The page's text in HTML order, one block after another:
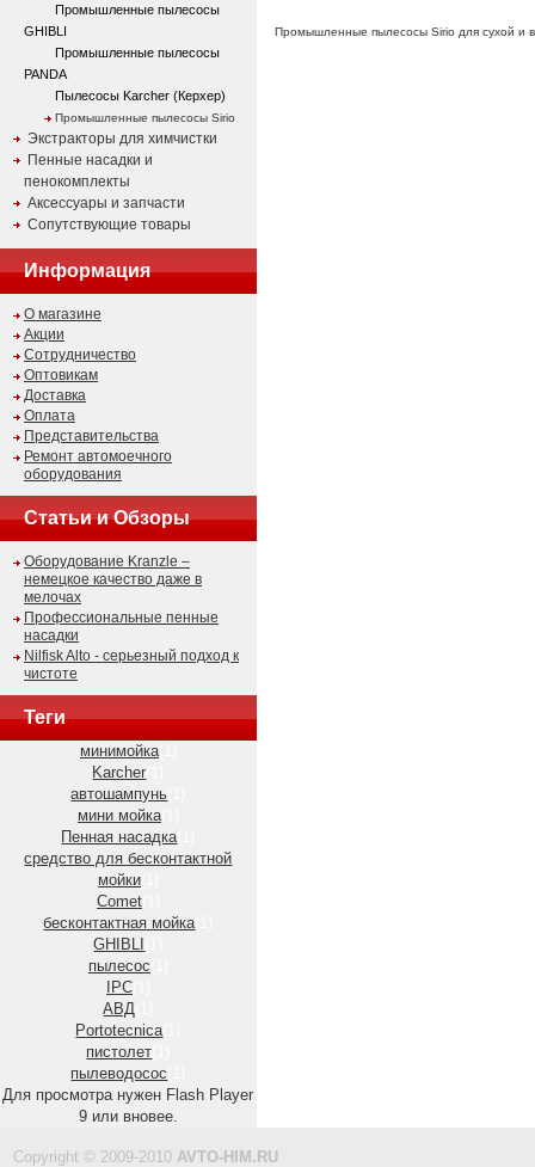
Промышленные пылесосы
GHIBLI
Промышленные пылесосы
PANDA
Пылесосы Karcher (Керхер)
Промышленные пылесосы Sirio
Экстракторы для химчистки
Пенные насадки и
пенокомплекты
Аксессуары и запчасти
Сопутствующие товары
Информация
О магазине
Акции
Сотрудничество
Оптовикам
Доставка
Оплата
Представительства
Ремонт автомоечного
оборудования
Статьи и Обзоры
Оборудование Kranzle –
немецкое качество даже в
мелочах
Профессиональные пенные
насадки
Nilfisk Alto - серьезный подход к
чистоте
Теги
минимойка(1)
Karcher
автошампунь
мини мойка(1)
Пенная насадка(1)
средство для бесконтактной
мойки
Comet
бесконтактная мойка(1)
GHIBLI
пылесос
IPC
АВД
Portotecnica(1)
пистолет
пылеводосос
Для просмотра нужен Flash Player
9 или вновее.
Промышленные пылесосы Sirio для сухой и
Copyright © 2009-2010 AVTO-HIM.RU